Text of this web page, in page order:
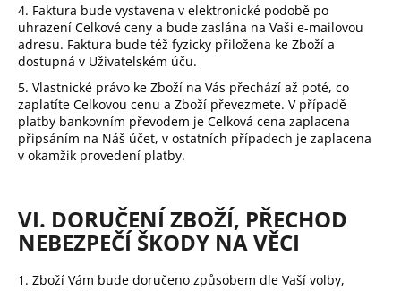
4. Faktura bude vystavena v elektronické podobě po
uhrazení Celkové ceny a bude zaslána na Vaši e-mailovou
adresu. Faktura bude též fyzicky přiložena ke Zboží a
dostupná v Uživatelském úču.
5. Vlastnické právo ke Zboží na Vás přechází až poté, co
zaplatíte Celkovou cenu a Zboží převezmete. V případě
platby bankovním převodem je Celková cena zaplacena
připsáním na Náš účet, v ostatních případech je zaplacena
v okamžik provedení platby.
VI. DORUČENÍ ZBOŽÍ, PŘECHOD
NEBEZPEČÍ ŠKODY NA VĚCI
1. Zboží Vám bude doručeno způsobem dle Vaší volby,